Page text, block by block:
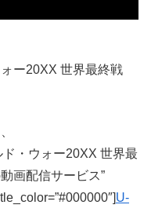
ー20XX 世界最終戦
・ウォー20XX 世界最
画配信サービス”
U-